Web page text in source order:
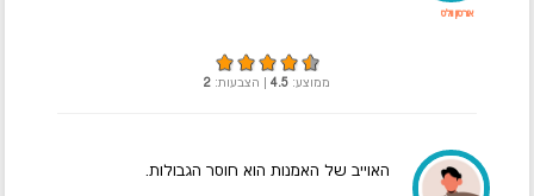
אורסון וולס
ממוצע: 4.5 | הצבעות: 2
האוייב של האמנות הוא חוסר הגבולות.